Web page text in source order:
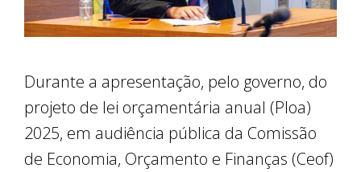
Durante a apresentação, pelo governo, do
projeto de lei orçamentária anual (Ploa)
2025, em audiência pública da Comissão
de Economia, Orçamento e Finanças (Ceof)